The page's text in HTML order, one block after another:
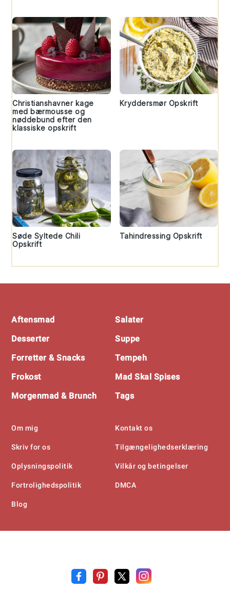
Christianshavner kage
med bærmousse og
nøddebund efter den
klassiske opskrift
Kryddersmør Opskrift
Søde Syltede Chili
Opskrift
Tahindressing Opskrift
Aftensmad
Desserter
Forretter & Snacks
Frokost
Morgenmad & Brunch
Salater
Suppe
Tempeh
Mad Skal Spises
Tags
Om mig
Skriv for os
Oplysningspolitik
Fortrolighedspolitik
Blog
Kontakt os
Tilgængelighedserklæring
Vilkår og betingelser
DMCA
Opskrift